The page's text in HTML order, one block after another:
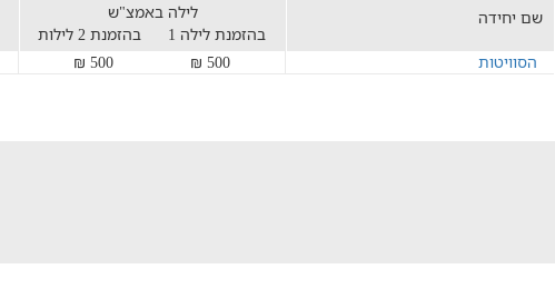
שם יחידה
לילה באמצ"ש
בהזמנת לילה 1
בהזמנת 2 לילות
הסוויטות
500 ₪
500 ₪